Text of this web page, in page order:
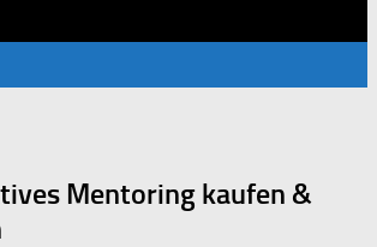
Mentoring kaufen &